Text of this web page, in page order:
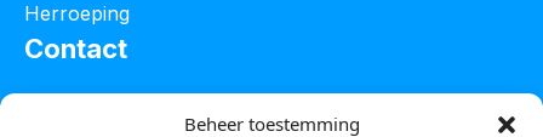
Beheer toestemming
Herroeping
Contact